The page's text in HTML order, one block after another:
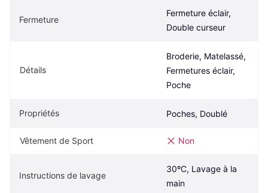
Fermeture
Fermeture éclair,
Double curseur
Détails
Broderie, Matelassé,
Fermetures éclair,
Poche
Propriétés Poches, Doublé
Vêtement de Sport Non
Instructions de lavage
30ºC, Lavage à la
main